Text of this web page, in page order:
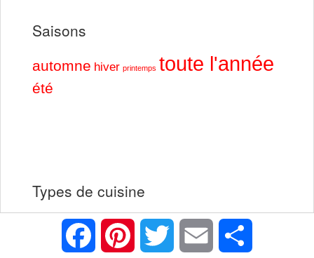
Saisons
automne hiver printemps toute l'année
été
Types de cuisine
alcoolisé américain anniversaire antillais brasserie
buffet chandeleur convivial cuisson des
Facebook Pinterest Twitter Email